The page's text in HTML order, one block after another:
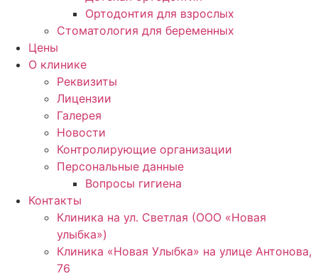
Ортодонтия для взрослых
Стоматология для беременных
Цены
О клинике
Реквизиты
Лицензии
Галерея
Новости
Контролирующие организации
Персональные данные
Вопросы гигиена
Контакты
Клиника на ул. Светлая (ООО «Новая
улыбка»)
Клиника «Новая Улыбка» на улице Антонова,
76